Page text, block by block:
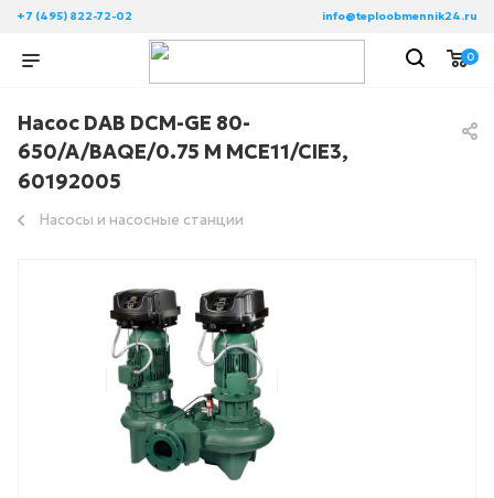
+7 (495) 822-72-02 info@teploobmennik24.ru
0
Насос DAB DCM-GE 80-
650/A/BAQE/0.75 M MCE11/CIE3,
60192005
Насосы и насосные станции